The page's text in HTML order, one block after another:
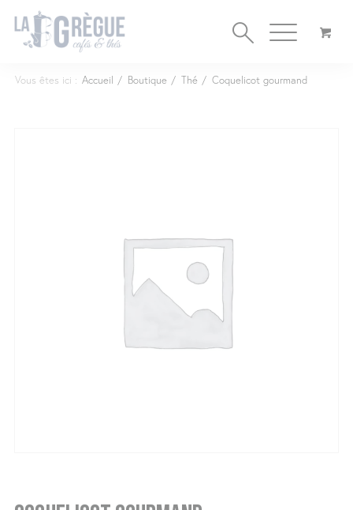
Vous êtes ici : Accueil / Boutique / Thé / Coquelicot gourmand